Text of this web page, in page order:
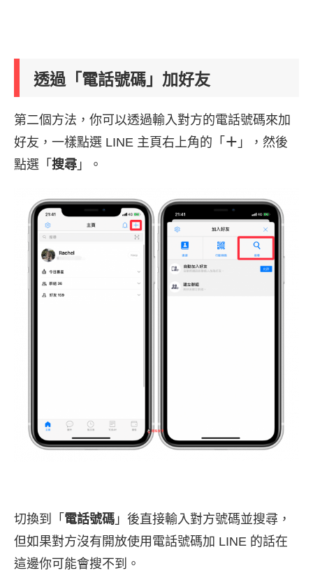
透過「電話號碼」加好友
第二個方法，你可以透過輸入對方的電話號碼來加
好友，一樣點選 LINE 主頁右上角的「 ＋ 」，然後
點選「 搜尋 」。
切換到「 電話號碼 」後直接輸入對方號碼並搜尋，
但如果對方沒有開放使用電話號碼加 LINE 的話在
這邊你可能會搜不到。